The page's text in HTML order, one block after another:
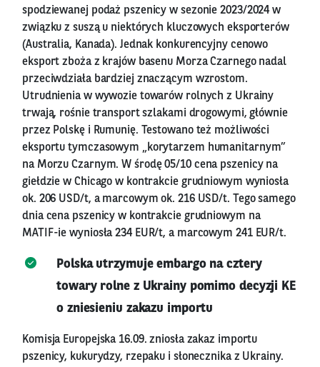
spodziewanej podaż pszenicy w sezonie 2023/2024 w
związku z suszą u niektórych kluczowych eksporterów
(Australia, Kanada). Jednak konkurencyjny cenowo
eksport zboża z krajów basenu Morza Czarnego nadal
przeciwdziała bardziej znaczącym wzrostom.
Utrudnienia w wywozie towarów rolnych z Ukrainy
trwają, rośnie transport szlakami drogowymi, głównie
przez Polskę i Rumunię. Testowano też możliwości
eksportu tymczasowym „korytarzem humanitarnym”
na Morzu Czarnym. W środę 05/10 cena pszenicy na
giełdzie w Chicago w kontrakcie grudniowym wyniosła
ok. 206 USD/t, a marcowym ok. 216 USD/t. Tego samego
dnia cena pszenicy w kontrakcie grudniowym na
MATIF-ie wyniosła 234 EUR/t, a marcowym 241 EUR/t.
Polska utrzymuje embargo na cztery
towary rolne z Ukrainy pomimo decyzji KE
o zniesieniu zakazu importu
Komisja Europejska 16.09. zniosła zakaz importu
pszenicy, kukurydzy, rzepaku i słonecznika z Ukrainy.